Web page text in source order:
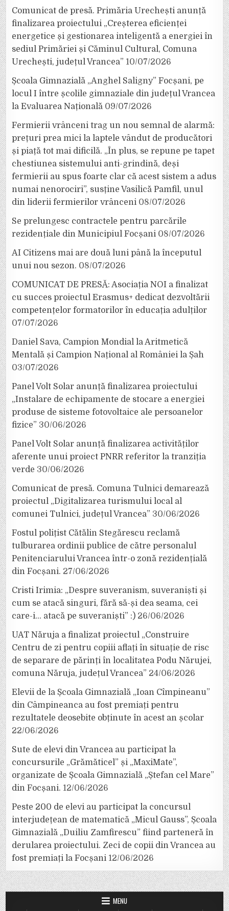
Comunicat de presă. Primăria Urechești anunță
finalizarea proiectului „Creșterea eficienței
energetice și gestionarea inteligentă a energiei în
sediul Primăriei și Căminul Cultural, Comuna
Urechești, județul Vrancea” 10/07/2026
Școala Gimnazială „Anghel Saligny” Focșani, pe
locul I între școlile gimnaziale din județul Vrancea
la Evaluarea Națională 09/07/2026
Fermierii vrânceni trag un nou semnal de alarmă:
prețuri prea mici la laptele vândut de producători
și piață tot mai dificilă. „În plus, se repune pe tapet
chestiunea sistemului anti-grindină, deși
fermierii au spus foarte clar că acest sistem a adus
numai nenorociri”, susține Vasilică Pamfil, unul
din liderii fermierilor vrânceni 08/07/2026
Se prelungesc contractele pentru parcările
rezidențiale din Municipiul Focșani 08/07/2026
AI Citizens mai are două luni până la începutul
unui nou sezon. 08/07/2026
COMUNICAT DE PRESĂ: Asociația NOI a finalizat
cu succes proiectul Erasmus+ dedicat dezvoltării
competențelor formatorilor în educația adulților
07/07/2026
Daniel Sava, Campion Mondial la Aritmetică
Mentală și Campion Național al României la Șah
03/07/2026
Panel Volt Solar anunță finalizarea proiectului
„Instalare de echipamente de stocare a energiei
produse de sisteme fotovoltaice ale persoanelor
fizice” 30/06/2026
Panel Volt Solar anunță finalizarea activităților
aferente unui proiect PNRR referitor la tranziția
verde 30/06/2026
Comunicat de presă. Comuna Tulnici demarează
proiectul „Digitalizarea turismului local al
comunei Tulnici, județul Vrancea” 30/06/2026
Fostul polițist Cătălin Stegărescu reclamă
tulburarea ordinii publice de către personalul
Penitenciarului Vrancea într-o zonă rezidențială
din Focșani. 27/06/2026
Cristi Irimia: „Despre suveranism, suveraniști și
cum se atacă singuri, fără să-și dea seama, cei
care-i… atacă pe suveraniști” :) 26/06/2026
UAT Năruja a finalizat proiectul „Construire
Centru de zi pentru copiii aflați în situație de risc
de separare de părinți în localitatea Podu Nărujei,
comuna Năruja, județul Vrancea” 24/06/2026
Elevii de la Școala Gimnazială „Ioan Cîmpineanu”
din Câmpineanca au fost premiați pentru
rezultatele deosebite obținute în acest an școlar
22/06/2026
Sute de elevi din Vrancea au participat la
concursurile „Grămăticel” și „MaxiMate”,
organizate de Școala Gimnazială „Ștefan cel Mare”
din Focșani. 12/06/2026
Peste 200 de elevi au participat la concursul
interjudețean de matematică „Micul Gauss”, Școala
Gimnazială „Duiliu Zamfirescu” fiind parteneră în
derularea proiectului. Zeci de copii din Vrancea au
fost premiați la Focșani 12/06/2026
MENU